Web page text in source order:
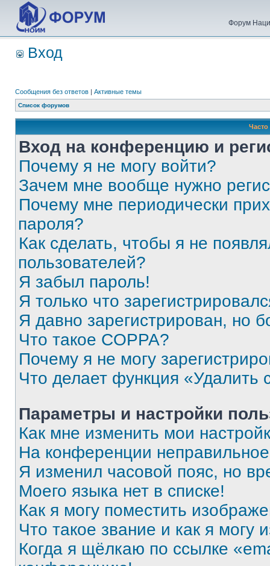
Форум
Вход
Сообщения без ответов | Активные темы
Список форумов
Вход на конференцию и
Почему я не могу войти?
Зачем мне вообще нужно
Почему мне периодически
пароля?
Как сделать, чтобы я не
пользователей?
Я забыл пароль!
Я только что
Я давно зарегистрирован, но
Что такое COPPA?
Почему я не могу
Что делает функция «Удалить
Параметры и настройки
Как мне изменить мои
На конференции
Я изменил часовой пояс, но
Моего языка нет в списке!
Как я могу поместить
Что такое звание и как я могу
Когда я щёлкаю по ссылке